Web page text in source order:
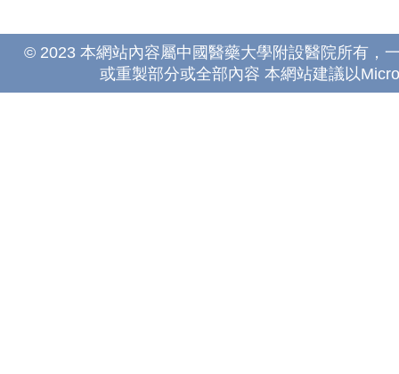
© 2023 本網站內容屬中國醫藥大學附設醫院所有，
或重製部分或全部內容 本網站建議以